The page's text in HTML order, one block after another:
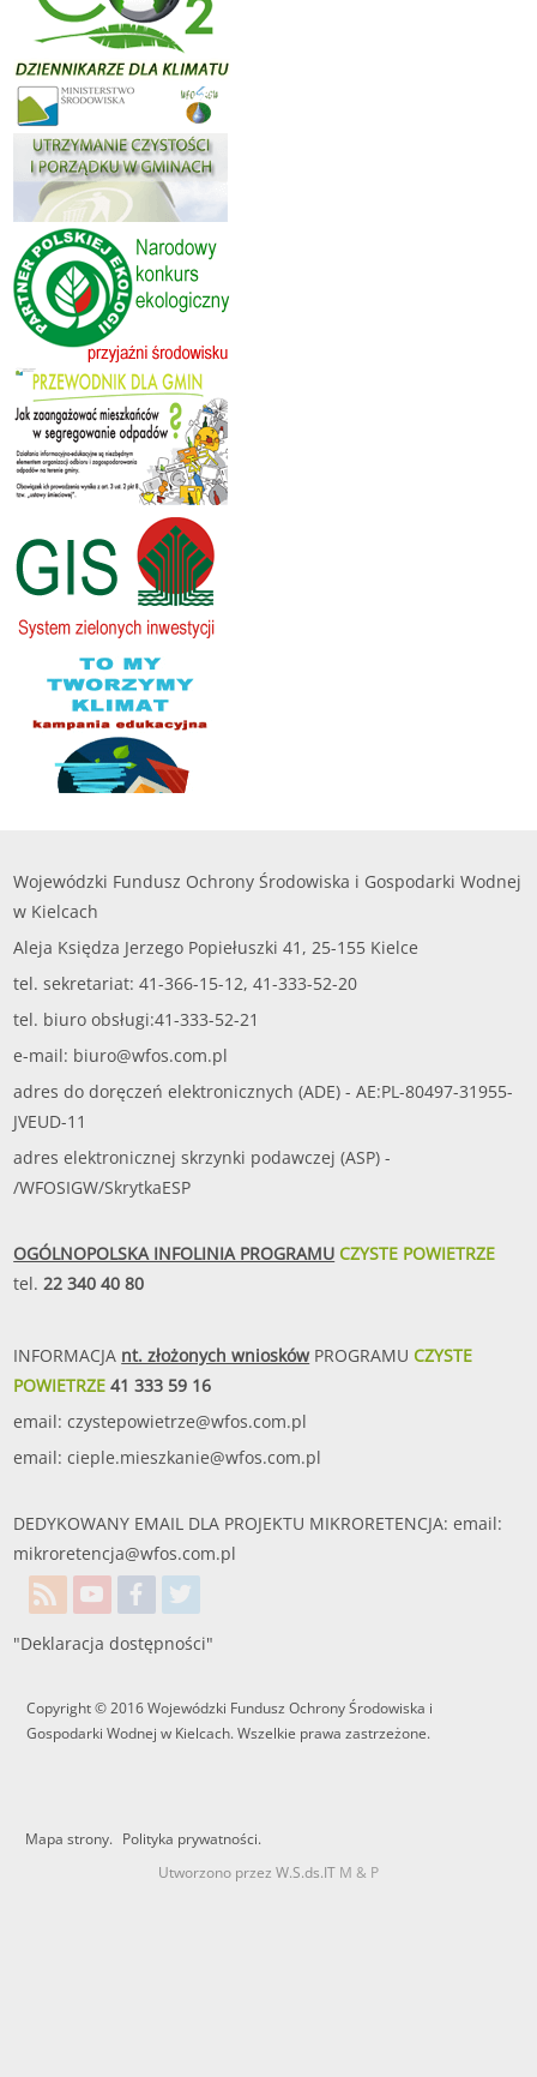
Wojewódzki Fundusz Ochrony Środowiska i Gospodarki Wodnej
w Kielcach
Aleja Księdza Jerzego Popiełuszki 41, 25-155 Kielce
tel. sekretariat: 41-366-15-12, 41-333-52-20
tel. biuro obsługi:41-333-52-21
e-mail: biuro@wfos.com.pl
adres do doręczeń elektronicznych (ADE) - AE:PL-80497-31955-
JVEUD-11
adres elektronicznej skrzynki podawczej (ASP) -
/WFOSIGW/SkrytkaESP
OGÓLNOPOLSKA INFOLINIA PROGRAMU CZYSTE POWIETRZE
tel.22 340 40 80
INFORMACJA nt. złożonych wniosków PROGRAMUCZYSTE
POWIETRZE 41 333 59 16
email:czystepowietrze@wfos.com.pl
email:cieple.mieszkanie@wfos.com.pl
DEDYKOWANY EMAIL DLA PROJEKTU MIKRORETENCJA: email:
mikroretencja@wfos.com.pl
"Deklaracja dostępności"
Copyright © 2016 Wojewódzki Fundusz Ochrony Środowiska i
Gospodarki Wodnej w Kielcach. Wszelkie prawa zastrzeżone.
Mapa strony. Polityka prywatności.
Utworzono przez W.S.ds.IT M & P